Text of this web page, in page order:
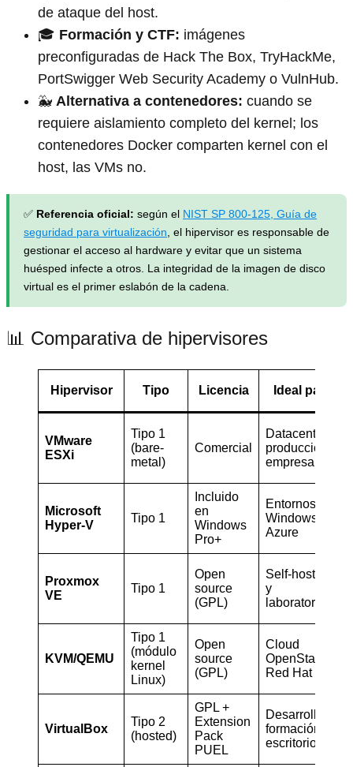
de ataque del host.
🎓 Formación y CTF: imágenes
preconfiguradas de Hack The Box, TryHackMe,
PortSwigger Web Security Academy o VulnHub.
🐳 Alternativa a contenedores: cuando se
requiere aislamiento completo del kernel; los
contenedores Docker comparten kernel con el
host, las VMs no.
✅ Referencia oficial: según el NIST SP 800-125, Guía de
seguridad para virtualización, el hipervisor es responsable de
gestionar el acceso al hardware y evitar que un sistema
huésped infecte a otros. La integridad de la imagen de disco
virtual es el primer eslabón de la cadena.
📊 Comparativa de hipervisores
Hipervisor Tipo Licencia Ideal para
VMware
ESXi
Tipo 1
(bare-
metal)
Comercial
Datacenter y
producción
empresarial
Microsoft
Hyper-V
Tipo 1
Incluido
en
Windows
Pro+
Entornos
Windows y
Azure
Proxmox
VE
Tipo 1
Open
source
(GPL)
Self-hosting
y
laboratorios
KVM/QEMU
Tipo 1
(módulo
kernel
Linux)
Open
source
(GPL)
Cloud
OpenStack,
Red Hat
VirtualBox
Tipo 2
(hosted)
GPL +
Extension
Pack
PUEL
Desarrollo,
formación,
escritorio